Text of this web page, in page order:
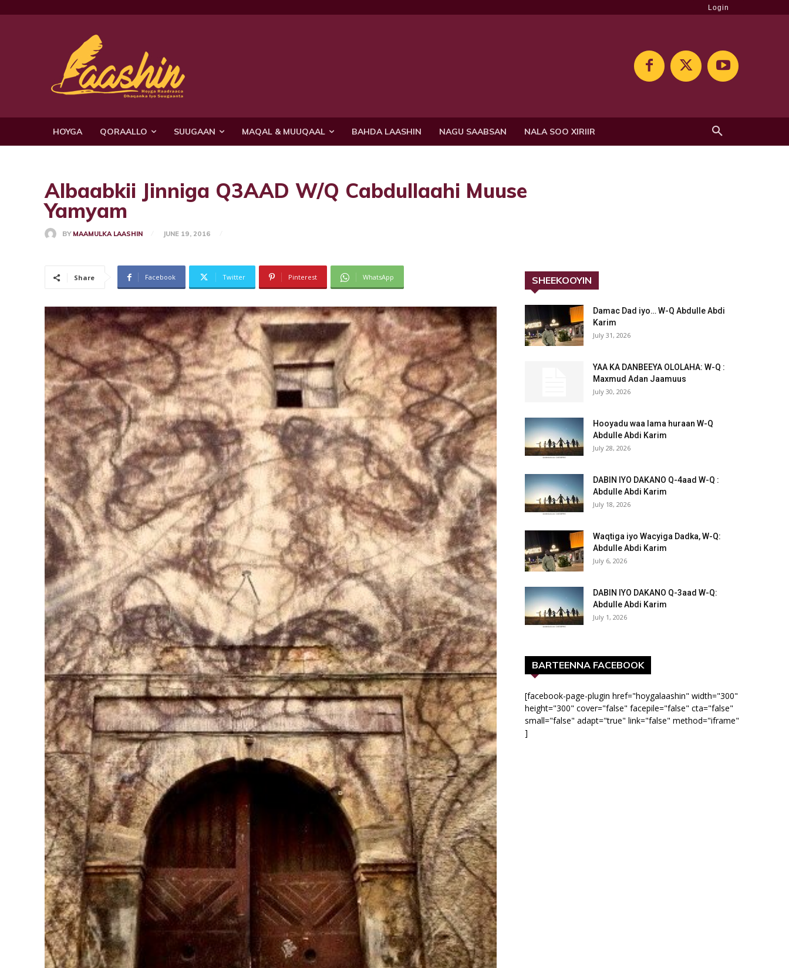
Login
HOYGA QORAALLO SUUGAAN MAQAL & MUUQAAL BAHDA LAASHIN NAGU SAABSAN NALA SOO XIRIIR
Albaabkii Jinniga Q3AAD W/Q Cabdullaahi Muuse
Yamyam
BY MAAMULKA LAASHIN JUNE 19, 2016
Share Facebook Twitter Pinterest WhatsApp SHEEKOOYIN
Damac Dad iyo… W-Q Abdulle Abdi
Karim
July 31, 2026
YAA KA DANBEEYA OLOLAHA: W-Q :
Maxmud Adan Jaamuus
July 30, 2026
Hooyadu waa lama huraan W-Q
Abdulle Abdi Karim
July 28, 2026
DABIN IYO DAKANO Q-4aad W-Q :
Abdulle Abdi Karim
July 18, 2026
Waqtiga iyo Wacyiga Dadka, W-Q:
Abdulle Abdi Karim
July 6, 2026
DABIN IYO DAKANO Q-3aad W-Q:
Abdulle Abdi Karim
July 1, 2026
BARTEENNA FACEBOOK
[facebook-page-plugin href="hoygalaashin" width="300"
height="300" cover="false" facepile="false" cta="false"
small="false" adapt="true" link="false" method="iframe"
]